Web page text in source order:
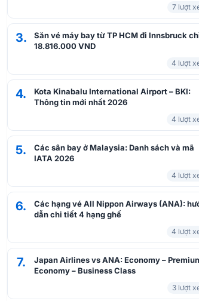
7 lượt
3.
Săn vé máy bay từ TP HCM đi Innsbruck
18.816.000 VND
4 lượt
4.
Kota Kinabalu International Airport – BKI:
Thông tin mới nhất 2026
4 lượt
5.
Các sân bay ở Malaysia: Danh sách và mã
IATA 2026
4 lượt
6.
Các hạng vé All Nippon Airways (ANA):
dẫn chi tiết 4 hạng ghế
4 lượt
7.
Japan Airlines vs ANA: Economy –
Economy – Business Class
3 lượt